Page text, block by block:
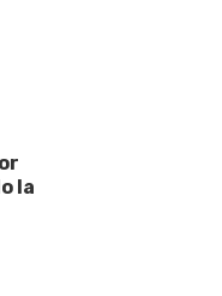
la